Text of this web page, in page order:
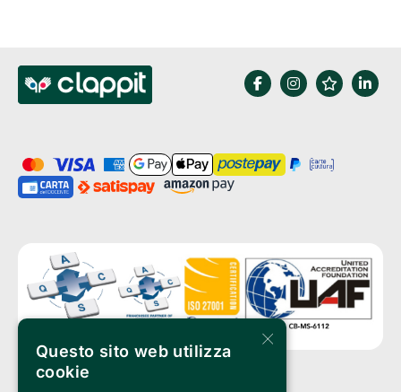
×
Questo sito web utilizza
cookie